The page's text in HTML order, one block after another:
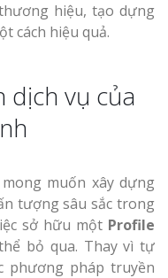
hiệu, tạo dựng
cách hiệu quả.
dịch vụ của
muốn xây dựng
tượng sâu sắc trong
sở hữu một Profile
bỏ qua. Thay vì tự
phương pháp truyền